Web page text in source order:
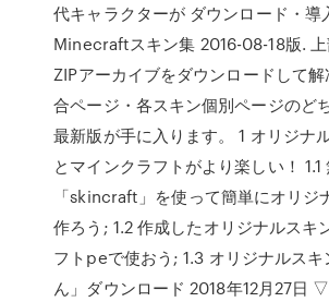
代キャラクターが ダウンロード・導
Minecraftスキン集 2016-08-18版.
ZIPアーカイブをダウンロードして
合ページ・各スキン個別ページのど
最新版が手に入ります。 1 オリジナ
とマインクラフトがより楽しい！ 1.1
「skincraft」を使って簡単にオリジ
作ろう; 1.2 作成したオリジナルスキ
フトpeで使おう; 1.3 オリジナルスキ
ん」ダウンロード 2018年12月27日